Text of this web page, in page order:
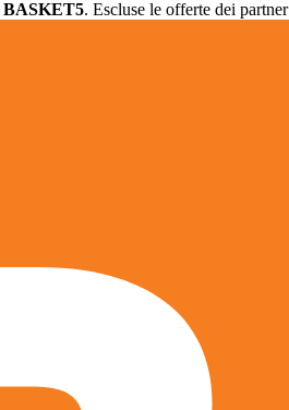
BASKET5. Escluse le offerte dei partner